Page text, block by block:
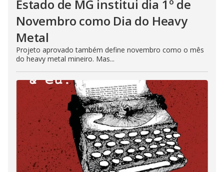
Estado de MG institui dia 1º de
Novembro como Dia do Heavy
Metal
Projeto aprovado também define novembro como o mês
do heavy metal mineiro. Mas...